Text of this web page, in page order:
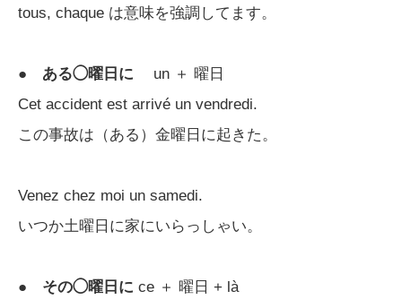
tous, chaque は意味を強調してます。
● ある◯曜日に un ＋ 曜日
Cet accident est arrivé un vendredi.
この事故は（ある）金曜日に起きた。
Venez chez moi un samedi.
いつか土曜日に家にいらっしゃい。
● その◯曜日に ce ＋ 曜日 + là